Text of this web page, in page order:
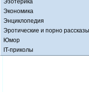
Эзотерика
Экономика
Энциклопедия
Эротические и порно рассказы
Юмор
IT-приколы